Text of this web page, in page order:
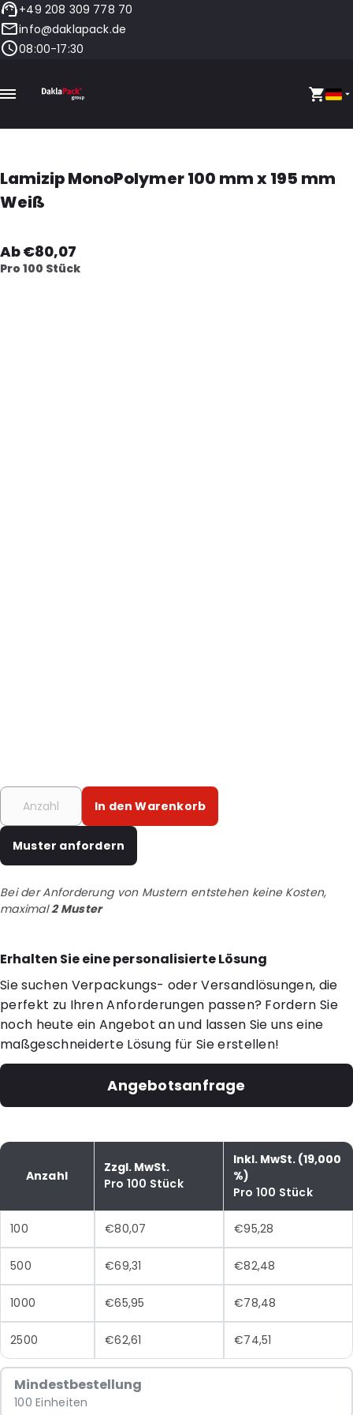
+49 208 309 778 70
info@daklapack.de
08:00-17:30
Lamizip MonoPolymer 100 mm x 195 mm
Weiß
Ab €80,07
Pro 100 Stück
In den Warenkorb
Muster anfordern
Bei der Anforderung von Mustern entstehen keine Kosten,
maximal2 Muster
Erhalten Sie eine personalisierte Lösung
Sie suchen Verpackungs- oder Versandlösungen, die
perfekt zu Ihren Anforderungen passen? Fordern Sie
noch heute ein Angebot an und lassen Sie uns eine
maßgeschneiderte Lösung für Sie erstellen!
Angebotsanfrage
Anzahl
Zzgl. MwSt.
Pro 100 Stück
Inkl. MwSt. (19,000
%)
Pro 100 Stück
100 €80,07 €95,28
500 €69,31 €82,48
1000 €65,95 €78,48
2500 €62,61 €74,51
Mindestbestellung
100 Einheiten